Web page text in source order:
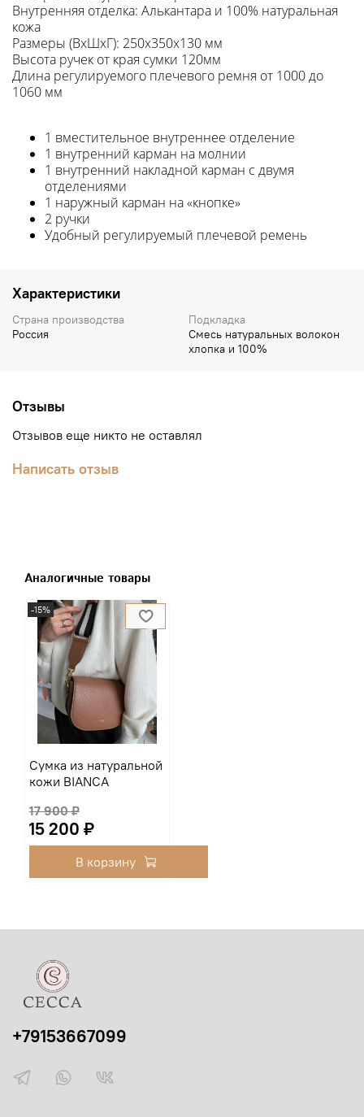
Внутренняя отделка: Алькантара и 100% натуральная
кожа
Размеры (ВхШхГ): 250х350х130 мм
Высота ручек от края сумки 120мм
Длина регулируемого плечевого ремня от 1000 до
1060 мм
1 вместительное внутреннее отделение
1 внутренний карман на молнии
1 внутренний накладной карман с двумя
отделениями
1 наружный карман на «кнопке»
2 ручки
Удобный регулируемый плечевой ремень
Характеристики
Страна производства
Россия
Подкладка
Смесь натуральных волокон
хлопка и 100%
Отзывы
Отзывов еще никто не оставлял
Написать отзыв
Аналогичные товары
-15%
Сумка из натуральной
кожи BIANCA
17 900 ₽
15 200 ₽
В корзину
+79153667099